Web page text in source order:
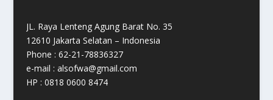
JL. Raya Lenteng Agung Barat No. 35
12610 Jakarta Selatan – Indonesia
Phone : 62-21-78836327
e-mail : alsofwa@gmail.com
HP : 0818 0600 8474